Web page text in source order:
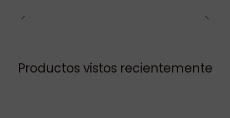
Productos vistos recientemente